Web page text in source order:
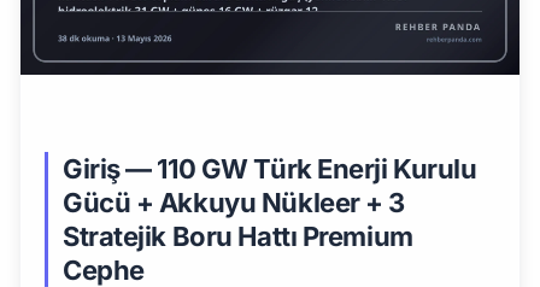
Giriş — 110 GW Türk Enerji Kurulu
Gücü + Akkuyu Nükleer + 3
Stratejik Boru Hattı Premium
Cephe